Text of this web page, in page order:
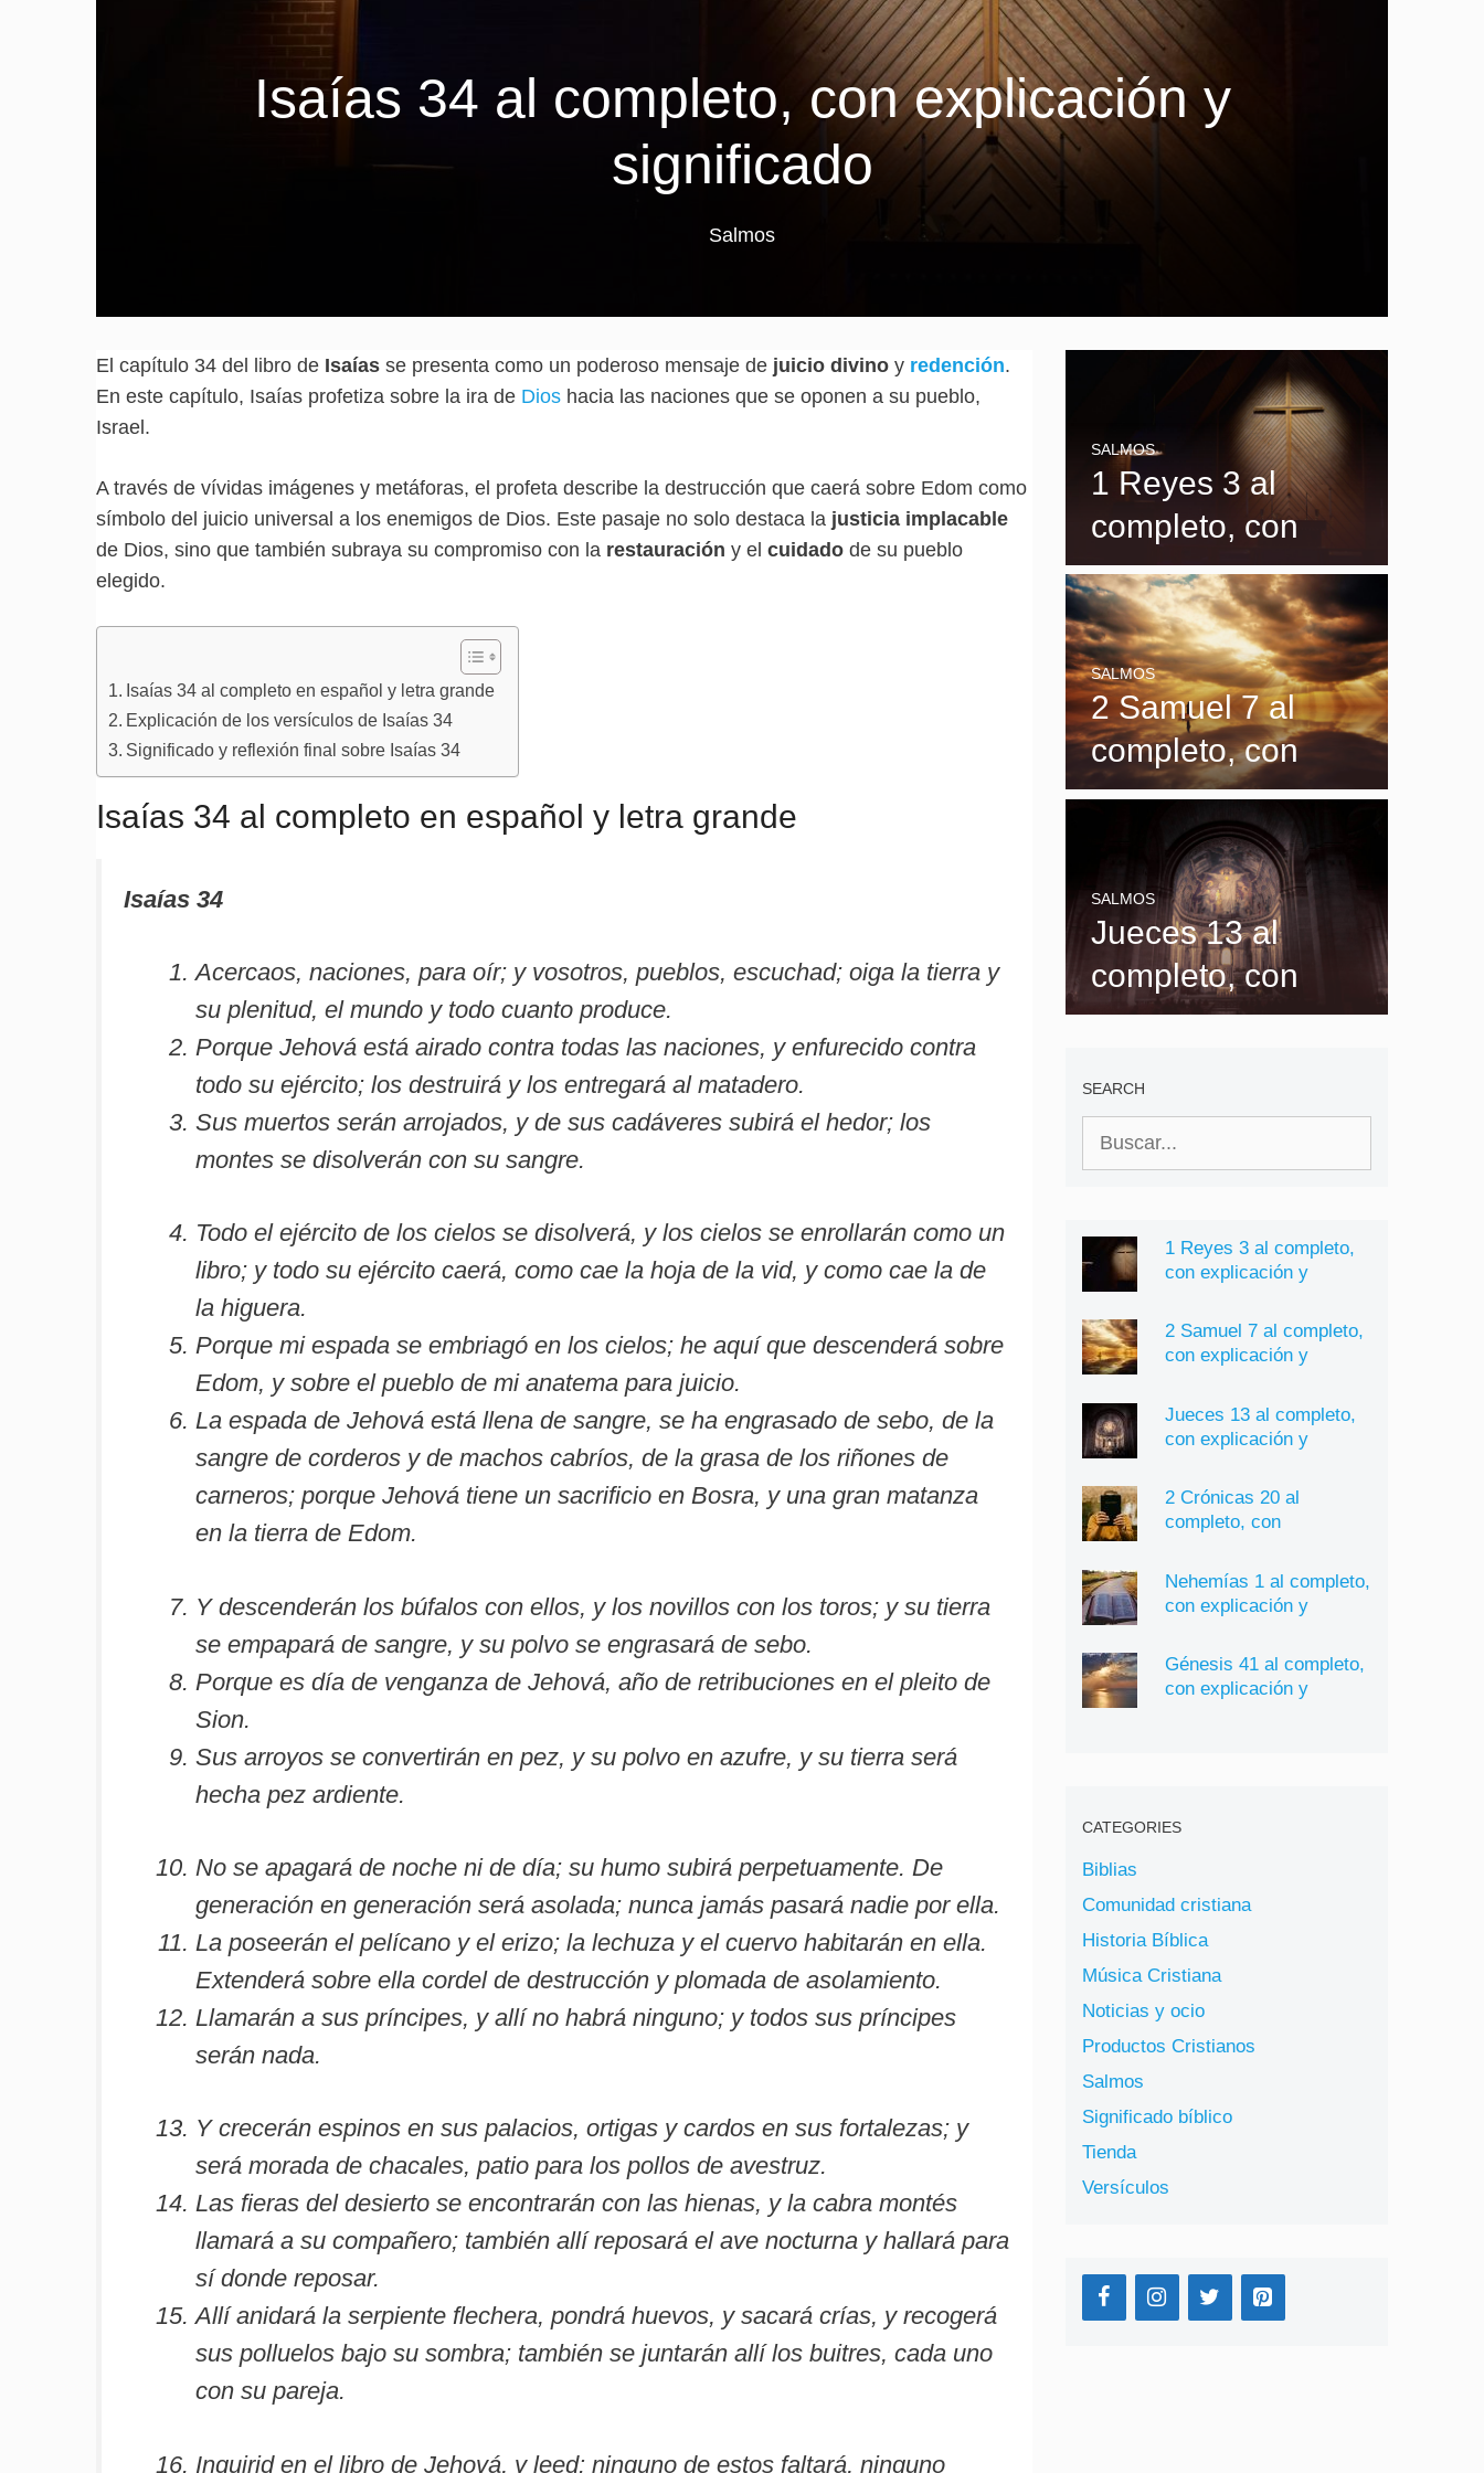
Isaías 34 al completo, con explicación y
significado
Salmos
El capítulo 34 del libro de Isaías se presenta como un poderoso mensaje de juicio divino y redención.
En este capítulo, Isaías profetiza sobre la ira de Dios hacia las naciones que se oponen a su pueblo,
Israel.
A través de vívidas imágenes y metáforas, el profeta describe la destrucción que caerá sobre Edom como
símbolo del juicio universal a los enemigos de Dios. Este pasaje no solo destaca la justicia implacable
de Dios, sino que también subraya su compromiso con la restauración y el cuidado de su pueblo
elegido.
Isaías 34 al completo en español y letra grande
Explicación de los versículos de Isaías 34
Significado y reflexión final sobre Isaías 34
Isaías 34 al completo en español y letra grande
Isaías 34
Acercaos, naciones, para oír; y vosotros, pueblos, escuchad; oiga la tierra y
su plenitud, el mundo y todo cuanto produce.
Porque Jehová está airado contra todas las naciones, y enfurecido contra
todo su ejército; los destruirá y los entregará al matadero.
Sus muertos serán arrojados, y de sus cadáveres subirá el hedor; los
montes se disolverán con su sangre.
Todo el ejército de los cielos se disolverá, y los cielos se enrollarán como un
libro; y todo su ejército caerá, como cae la hoja de la vid, y como cae la de
la higuera.
Porque mi espada se embriagó en los cielos; he aquí que descenderá sobre
Edom, y sobre el pueblo de mi anatema para juicio.
La espada de Jehová está llena de sangre, se ha engrasado de sebo, de la
sangre de corderos y de machos cabríos, de la grasa de los riñones de
carneros; porque Jehová tiene un sacrificio en Bosra, y una gran matanza
en la tierra de Edom.
Y descenderán los búfalos con ellos, y los novillos con los toros; y su tierra
se empapará de sangre, y su polvo se engrasará de sebo.
Porque es día de venganza de Jehová, año de retribuciones en el pleito de
Sion.
Sus arroyos se convertirán en pez, y su polvo en azufre, y su tierra será
hecha pez ardiente.
No se apagará de noche ni de día; su humo subirá perpetuamente. De
generación en generación será asolada; nunca jamás pasará nadie por ella.
La poseerán el pelícano y el erizo; la lechuza y el cuervo habitarán en ella.
Extenderá sobre ella cordel de destrucción y plomada de asolamiento.
Llamarán a sus príncipes, y allí no habrá ninguno; y todos sus príncipes
serán nada.
Y crecerán espinos en sus palacios, ortigas y cardos en sus fortalezas; y
será morada de chacales, patio para los pollos de avestruz.
Las fieras del desierto se encontrarán con las hienas, y la cabra montés
llamará a su compañero; también allí reposará el ave nocturna y hallará para
sí donde reposar.
Allí anidará la serpiente flechera, pondrá huevos, y sacará crías, y recogerá
sus polluelos bajo su sombra; también se juntarán allí los buitres, cada uno
con su pareja.
Inquirid en el libro de Jehová, y leed: ninguno de estos faltará, ninguno
1 Reyes 3 al
completo, con
explicación y
significado
SALMOS
2 Samuel 7 al
completo, con
explicación y
significado
SALMOS
Jueces 13 al
completo, con
explicación y
SALMOS
SEARCH
1 Reyes 3 al completo,
con explicación y
2 Samuel 7 al completo,
con explicación y
Jueces 13 al completo,
con explicación y
2 Crónicas 20 al
completo, con
Nehemías 1 al completo,
con explicación y
Génesis 41 al completo,
con explicación y
CATEGORIES
Biblias
Comunidad cristiana
Historia Bíblica
Música Cristiana
Noticias y ocio
Productos Cristianos
Salmos
Significado bíblico
Tienda
Versículos